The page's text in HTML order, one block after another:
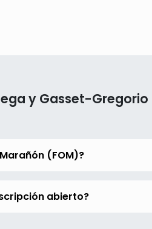
y Gasset-Gregorio
(FOM)?
abierto?